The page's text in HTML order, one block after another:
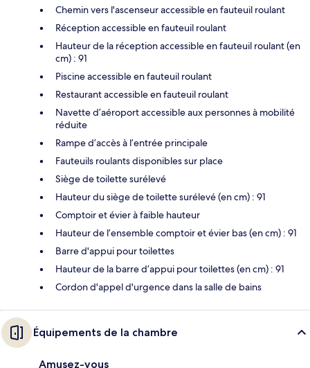
Chemin vers l'ascenseur accessible en fauteuil roulant
Réception accessible en fauteuil roulant
Hauteur de la réception accessible en fauteuil roulant (en
cm) : 91
Piscine accessible en fauteuil roulant
Restaurant accessible en fauteuil roulant
Navette d’aéroport accessible aux personnes à mobilité
réduite
Rampe d’accès à l’entrée principale
Fauteuils roulants disponibles sur place
Siège de toilette surélevé
Hauteur du siège de toilette surélevé (en cm) : 91
Comptoir et évier à faible hauteur
Hauteur de l’ensemble comptoir et évier bas (en cm) : 91
Barre d'appui pour toilettes
Hauteur de la barre d’appui pour toilettes (en cm) : 91
Cordon d'appel d'urgence dans la salle de bains
Équipements de la chambre
Amusez-vous